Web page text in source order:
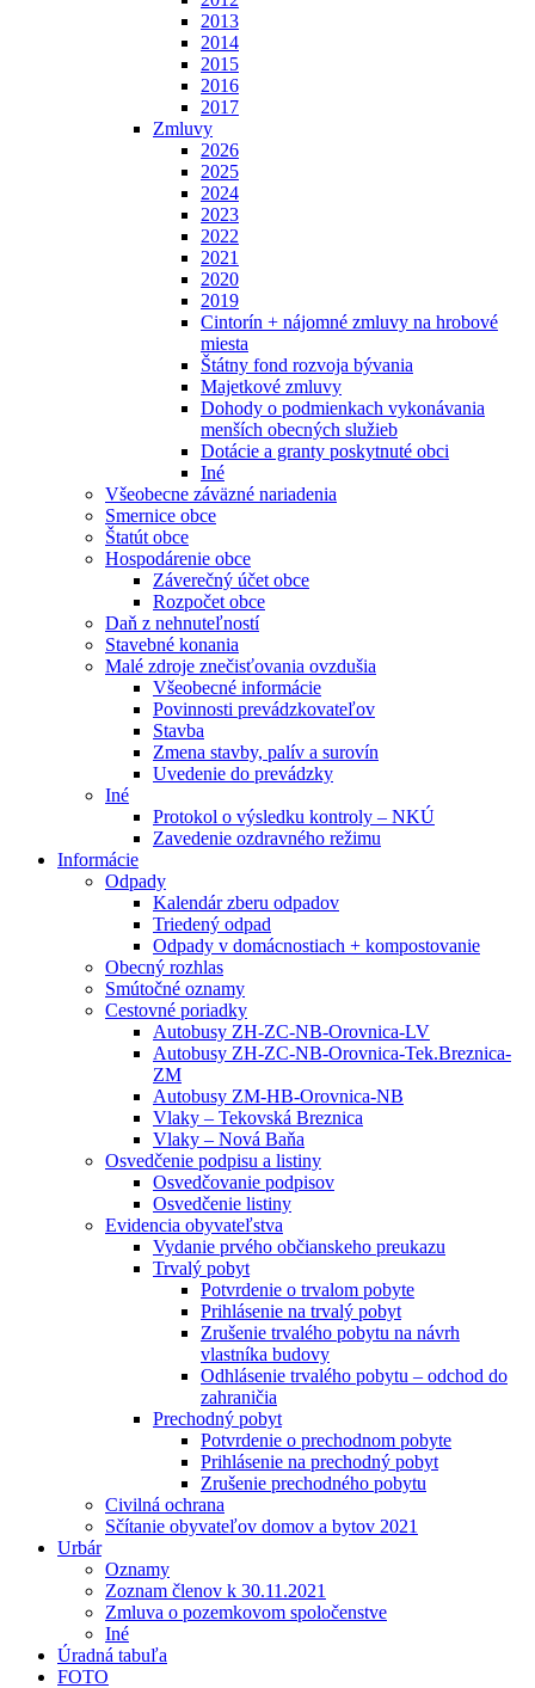
2013
2014
2015
2016
2017
Zmluvy
2026
2025
2024
2023
2022
2021
2020
2019
Cintorín + nájomné zmluvy na hrobové
miesta
Štátny fond rozvoja bývania
Majetkové zmluvy
Dohody o podmienkach vykonávania
menších obecných služieb
Dotácie a granty poskytnuté obci
Iné
Všeobecne záväzné nariadenia
Smernice obce
Štatút obce
Hospodárenie obce
Záverečný účet obce
Rozpočet obce
Daň z nehnuteľností
Stavebné konania
Malé zdroje znečisťovania ovzdušia
Všeobecné informácie
Povinnosti prevádzkovateľov
Stavba
Zmena stavby, palív a surovín
Uvedenie do prevádzky
Iné
Protokol o výsledku kontroly – NKÚ
Zavedenie ozdravného režimu
Informácie
Odpady
Kalendár zberu odpadov
Triedený odpad
Odpady v domácnostiach + kompostovanie
Obecný rozhlas
Smútočné oznamy
Cestovné poriadky
Autobusy ZH-ZC-NB-Orovnica-LV
Autobusy ZH-ZC-NB-Orovnica-Tek.Breznica-
ZM
Autobusy ZM-HB-Orovnica-NB
Vlaky – Tekovská Breznica
Vlaky – Nová Baňa
Osvedčenie podpisu a listiny
Osvedčovanie podpisov
Osvedčenie listiny
Evidencia obyvateľstva
Vydanie prvého občianskeho preukazu
Trvalý pobyt
Potvrdenie o trvalom pobyte
Prihlásenie na trvalý pobyt
Zrušenie trvalého pobytu na návrh
vlastníka budovy
Odhlásenie trvalého pobytu – odchod do
zahraničia
Prechodný pobyt
Potvrdenie o prechodnom pobyte
Prihlásenie na prechodný pobyt
Zrušenie prechodného pobytu
Civilná ochrana
Sčítanie obyvateľov domov a bytov 2021
Urbár
Oznamy
Zoznam členov k 30.11.2021
Zmluva o pozemkovom spoločenstve
Iné
Úradná tabuľa
FOTO